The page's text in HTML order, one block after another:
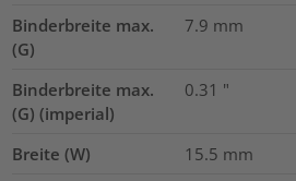
Binderbreite max.
(G)
7.9 mm
Binderbreite max.
(G) (imperial)
0.31 "
Breite (W) 15.5 mm